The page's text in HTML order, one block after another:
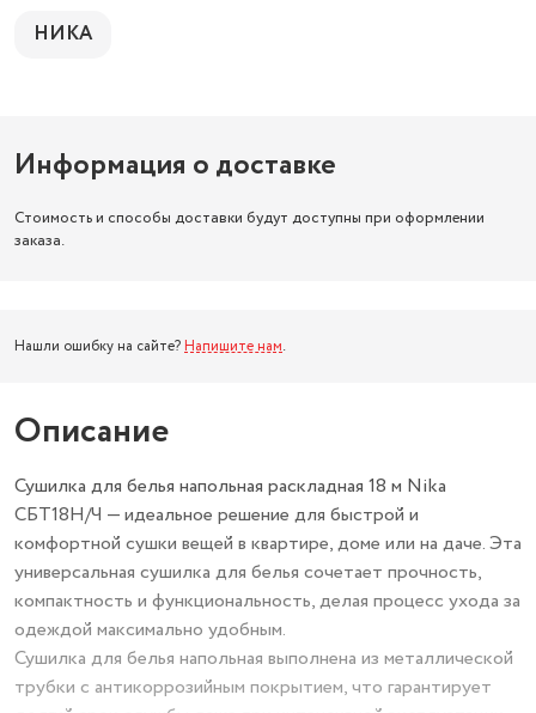
НИКА
Информация о доставке
Стоимость и способы доставки будут доступны при оформлении
заказа.
Нашли ошибку на сайте? Напишите нам.
Описание
Сушилка для белья напольная раскладная 18 м Nika
СБТ18Н/Ч — идеальное решение для быстрой и
комфортной сушки вещей в квартире, доме или на даче. Эта
универсальная сушилка для белья сочетает прочность,
компактность и функциональность, делая процесс ухода за
одеждой максимально удобным.
Сушилка для белья напольная выполнена из металлической
трубки с антикоррозийным покрытием, что гарантирует